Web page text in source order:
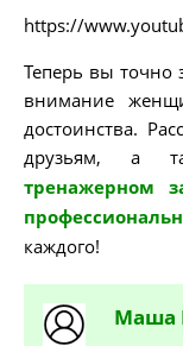
https://
Теперь вы точно
внимание
достоинства.
друзьям, а
тренажерном
каждого!
Маша